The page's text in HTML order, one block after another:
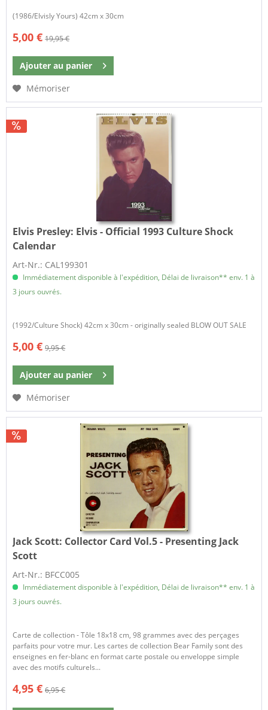
(1986/Elvisly Yours) 42cm x 30cm
5,00 € 19,95 €
Ajouter au panier
Mémoriser
Elvis Presley: Elvis - Official 1993 Culture Shock
Calendar
Art-Nr.: CAL199301
Immédiatement disponible à l'expédition, Délai de livraison** env. 1 à
3 jours ouvrés.
(1992/Culture Shock) 42cm x 30cm - originally sealed BLOW OUT SALE
5,00 € 9,95 €
Ajouter au panier
Mémoriser
Jack Scott: Collector Card Vol.5 - Presenting Jack
Scott
Art-Nr.: BFCC005
Immédiatement disponible à l'expédition, Délai de livraison** env. 1 à
3 jours ouvrés.
Carte de collection - Tôle 18x18 cm, 98 grammes avec des perçages
parfaits pour votre mur. Les cartes de collection Bear Family sont des
enseignes en fer-blanc en format carte postale ou enveloppe simple
avec des motifs culturels...
4,95 € 6,95 €